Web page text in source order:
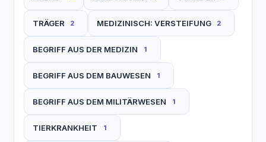
TRÄGER 2 MEDIZINISCH: VERSTEIFUNG 2
BEGRIFF AUS DER MEDIZIN 1
BEGRIFF AUS DEM BAUWESEN 1
BEGRIFF AUS DEM MILITÄRWESEN 1
TIERKRANKHEIT 1